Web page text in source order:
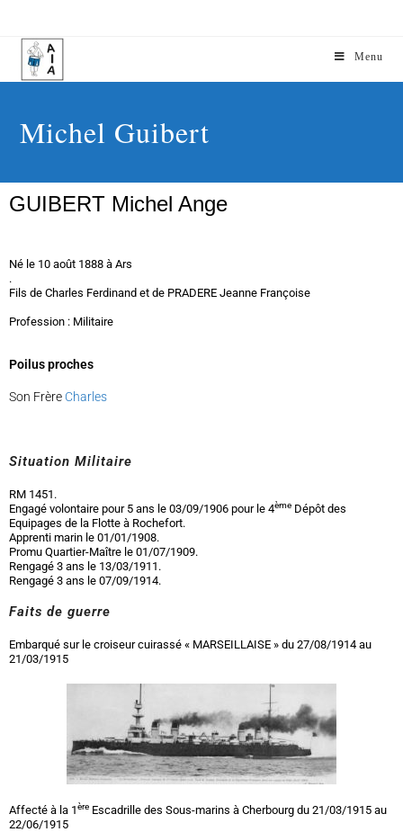
Menu
Michel Guibert
GUIBERT Michel Ange
Né le 10 août 1888 à Ars
.
Fils de Charles Ferdinand et de PRADERE Jeanne Françoise
Profession : Militaire
Poilus proches
Son Frère Charles
Situation Militaire
RM 1451.
Engagé volontaire pour 5 ans le 03/09/1906 pour le 4ème Dépôt des
Equipages de la Flotte à Rochefort.
Apprenti marin le 01/01/1908.
Promu Quartier-Maître le 01/07/1909.
Rengagé 3 ans le 13/03/1911.
Rengagé 3 ans le 07/09/1914.
Faits de guerre
Embarqué sur le croiseur cuirassé « MARSEILLAISE » du 27/08/1914 au
21/03/1915
Affecté à la 1ère Escadrille des Sous-marins à Cherbourg du 21/03/1915 au
22/06/1915